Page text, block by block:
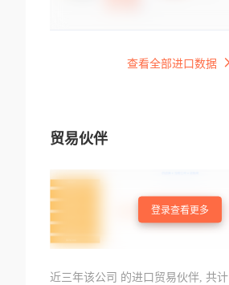
查看全部进口数据
贸易伙伴
登录查看更多
近三年该公司 的进口贸易伙伴, 共计